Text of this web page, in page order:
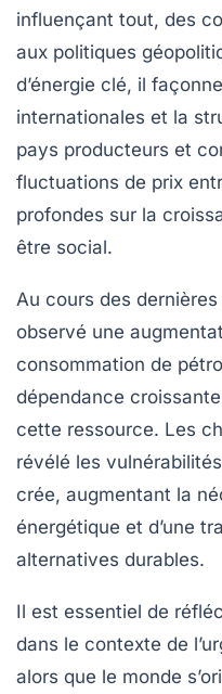
influençant tout, des
aux politiques
d’énergie clé, il
internationales et la
pays producteurs et
fluctuations de prix
profondes sur la
être social.
Au cours des
observé une
consommation de
dépendance
cette ressource. Les
révélé les
crée, augmentant la
énergétique et d’une
alternatives durables.
Il est essentiel de
dans le contexte de
alors que le monde